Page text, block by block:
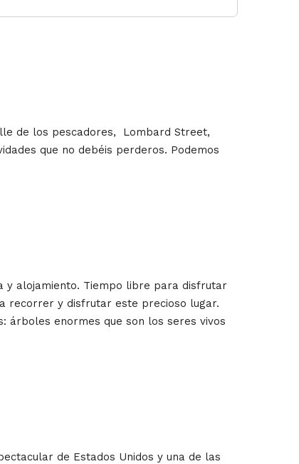
de los pescadores, Lombard Street,
que no debéis perderos. Podemos
y alojamiento. Tiempo libre para disfrutar
recorrer y disfrutar este precioso lugar.
árboles enormes que son los seres vivos
de Estados Unidos y una de las